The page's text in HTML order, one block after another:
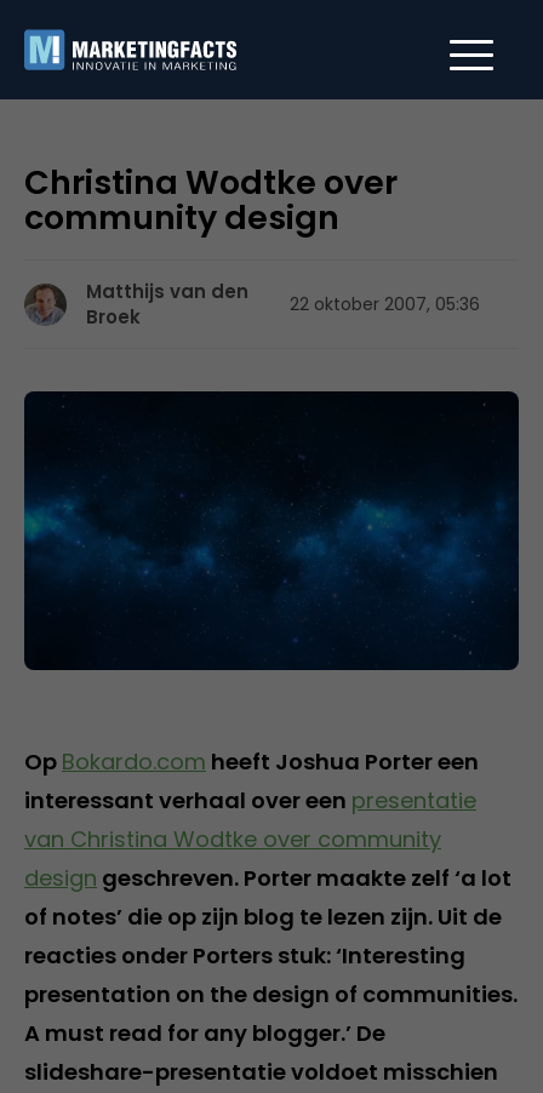
Christina Wodtke over
community design
Matthijs van den
Broek
22 oktober 2007, 05:36
Op Bokardo.com heeft Joshua Porter een
interessant verhaal over een presentatie
van Christina Wodtke over community
design geschreven. Porter maakte zelf ‘a lot
of notes’ die op zijn blog te lezen zijn. Uit de
reacties onder Porters stuk: ‘Interesting
presentation on the design of communities.
A must read for any blogger.’ De
slideshare-presentatie voldoet misschien